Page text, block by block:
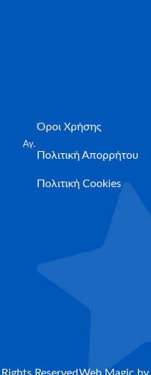
Αγ.
Όροι Χρήσης
Πολιτική Απορρήτου
Πολιτική Cookies